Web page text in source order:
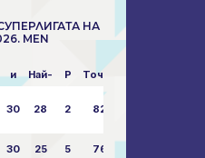
НА
MEN
и Най- P Точки
30 28 2 82
30 25 5 76